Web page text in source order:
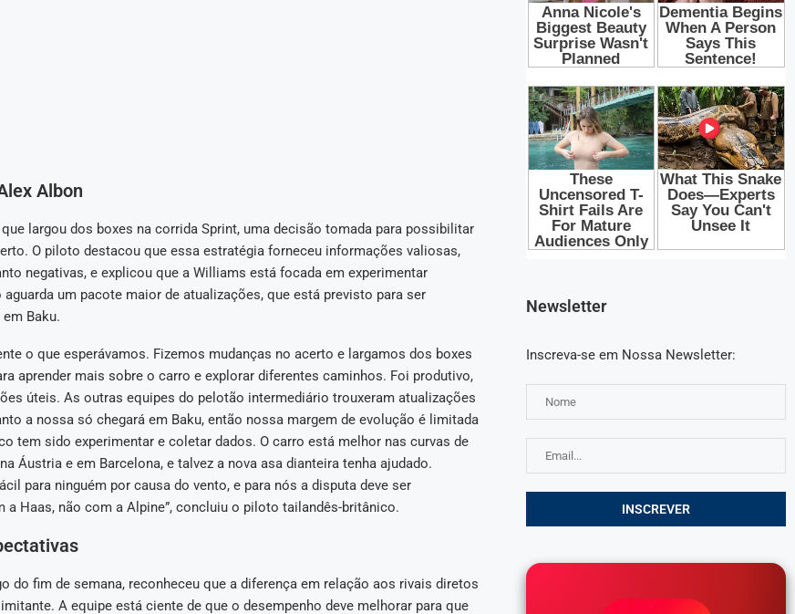
Albon
largou dos boxes na corrida Sprint, uma decisão tomada para possibilitar
O piloto destacou que essa estratégia forneceu informações valiosas,
negativas, e explicou que a Williams está focada em experimentar
um pacote maior de atualizações, que está previsto para ser
Baku.
o que esperávamos. Fizemos mudanças no acerto e largamos dos boxes
aprender mais sobre o carro e explorar diferentes caminhos. Foi produtivo,
úteis. As outras equipes do pelotão intermediário trouxeram atualizações
a nossa só chegará em Baku, então nossa margem de evolução é limitada
tem sido experimentar e coletar dados. O carro está melhor nas curvas de
Áustria e em Barcelona, e talvez a nova asa dianteira tenha ajudado.
para ninguém por causa do vento, e para nós a disputa deve ser
a Haas, não com a Alpine”, concluiu o piloto tailandês-britânico.
do fim de semana, reconheceu que a diferença em relação aos rivais diretos
A equipe está ciente de que o desempenho deve melhorar para que
Newsletter
Inscreva-se em Nossa Newsletter: